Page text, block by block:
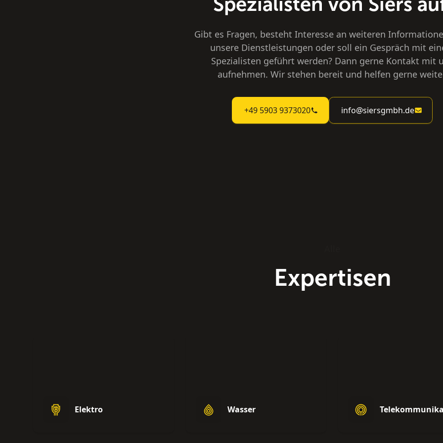
Gibt es Fragen, besteht Interesse an weiteren
unsere Dienstleistungen oder soll ein Gespräch mit
Spezialisten geführt werden? Dann gerne Kontakt mit
aufnehmen. Wir stehen bereit und helfen gerne
+49 5903 9373020 info@siersgmbh.de
Expertisen
Elektro Wasser